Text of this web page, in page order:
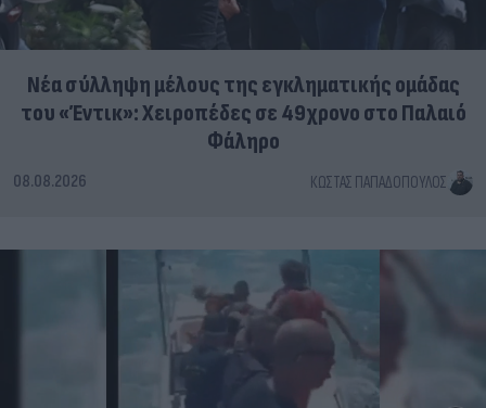
Νέα σύλληψη μέλους της εγκληματικής ομάδας
του «Έντικ»: Χειροπέδες σε 49χρονο στο Παλαιό
Φάληρο
08.08.2026 ΚΏΣΤΑΣ ΠΑΠΑΔΌΠΟΥΛΟΣ